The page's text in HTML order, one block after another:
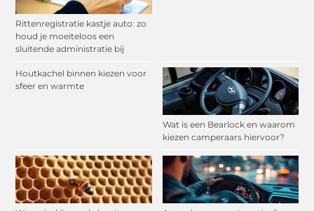
Rittenregistratie kastje auto: zo
houd je moeiteloos een
sluitende administratie bij
Houtkachel binnen kiezen voor
sfeer en warmte
Wat is een Bearlock en waarom
kiezen camperaars hiervoor?